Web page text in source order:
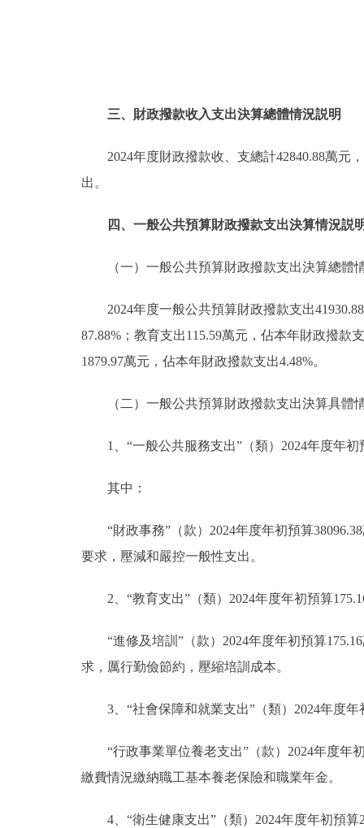
三、財政撥款收入支出決算總體情況説明
2024年度財政撥款收、支總計42840.88萬元
出。
四、一般公共預算財政撥款支出決算情況説
（一）一般公共預算財政撥款支出決算總體
2024年度一般公共預算財政撥款支出
87.88%；教育支出115.59萬元，佔本年財政撥款
1879.97萬元，佔本年財政撥款支出4.48%。
（二）一般公共預算財政撥款支出決算具體
1、“一般公共服務支出”（類）2024年度年
其中：
“財政事務”（款）2024年度年初預算
要求，壓減和嚴控一般性支出。
2、“教育支出”（類）2024年度年初預算
“進修及培訓”（款）2024年度年初預算
求，厲行勤儉節約，壓縮培訓成本。
3、“社會保障和就業支出”（類）2024年度
“行政事業單位養老支出”（款）2024年度年
繳費情況繳納職工基本養老保險和職業年金。
4、“衛生健康支出”（類）2024年度年初預